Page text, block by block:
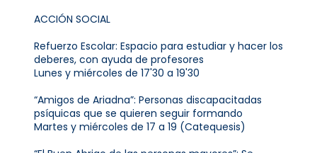
ACCIÓN SOCIAL
Refuerzo Escolar: Espacio para estudiar y hacer los
deberes, con ayuda de profesores
Lunes y miércoles de 17'30 a 19'30
“Amigos de Ariadna”: Personas discapacitadas
psíquicas que se quieren seguir formando
Martes y miércoles de 17 a 19 (Catequesis)